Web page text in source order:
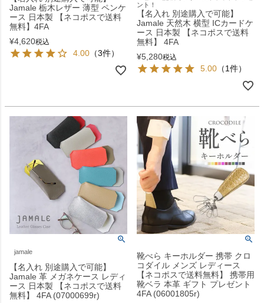
Jamale 栃木レザー 薄型 ペンケ
ース 日本製 【ネコポスで送料
無料】4FA
¥4,620税込
4.00 （3件）
ント！
【名入れ 別途購入で可能】
Jamale 天然木 横型 ICカードケ
ース 日本製 【ネコポスで送料
無料】 4FA
¥5,280税込
5.00 （1件）
jamale
【名入れ 別途購入で可能】
Jamale 革 メガネケース レディ
ース 日本製 【ネコポスで送料
無料】 4FA (07000699r)
靴べら キーホルダー 携帯 クロ
コダイル メンズ レディース
【ネコポスで送料無料】 携帯用
靴ベラ 本革 ギフト プレゼント
4FA (06001805r)